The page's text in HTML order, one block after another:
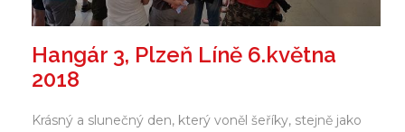
Hangár 3, Plzeň Líně 6.května
2018
Krásný a slunečný den, který voněl šeříky, stejně jako